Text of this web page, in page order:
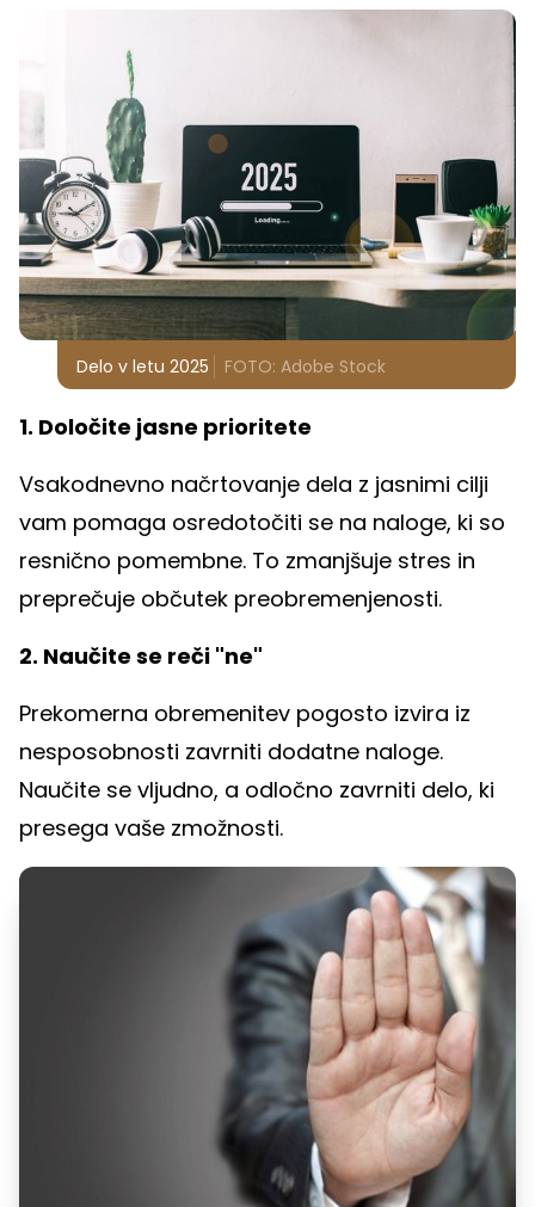
Delo v letu 2025 FOTO: Adobe Stock
1. Določite jasne prioritete
Vsakodnevno načrtovanje dela z jasnimi cilji
vam pomaga osredotočiti se na naloge, ki so
resnično pomembne. To zmanjšuje stres in
preprečuje občutek preobremenjenosti.
2. Naučite se reči "ne"
Prekomerna obremenitev pogosto izvira iz
nesposobnosti zavrniti dodatne naloge.
Naučite se vljudno, a odločno zavrniti delo, ki
presega vaše zmožnosti.